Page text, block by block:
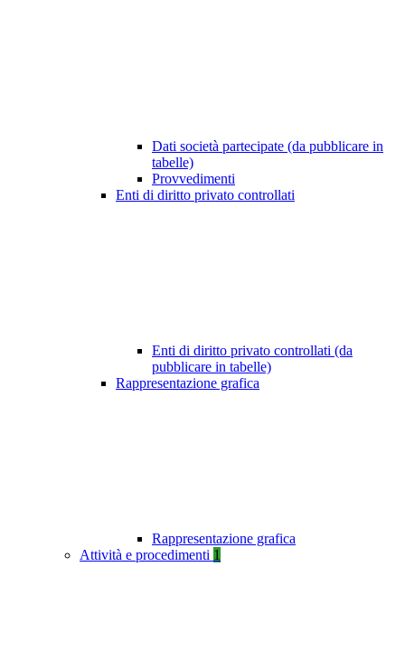
Dati società partecipate (da pubblicare in
tabelle)
Provvedimenti
Enti di diritto privato controllati
Enti di diritto privato controllati (da
pubblicare in tabelle)
Rappresentazione grafica
Rappresentazione grafica
Attività e procedimenti 1